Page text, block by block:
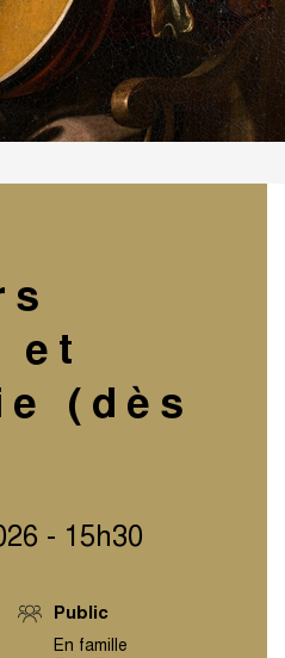
et
(dès
- 15h30
Public
En famille